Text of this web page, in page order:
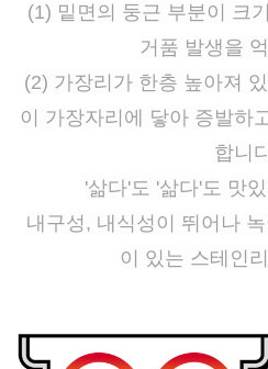
(1) 밑면의 둥근 부분이 크
거품 발생을
(2) 가장리가 한층 높아져
이 가장자리에 닿아 증발하
합니
'삶다'도 '삶다'도 맛
내구성, 내식성이 뛰어나
이 있는 스테인